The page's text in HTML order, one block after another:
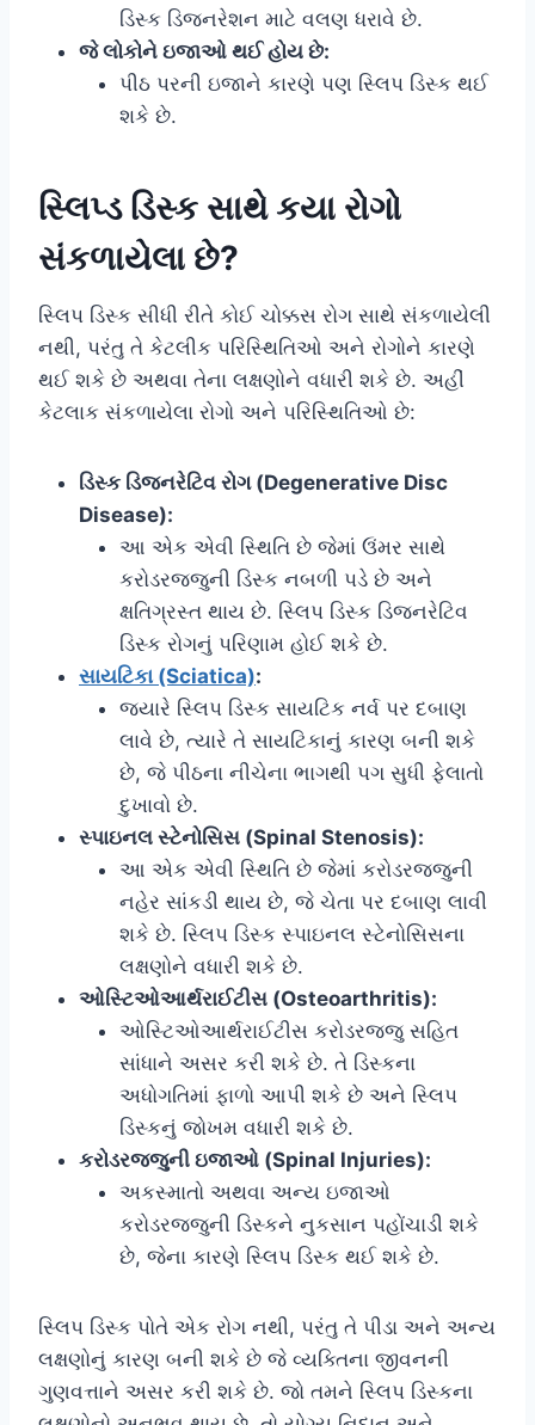
ડિસ્ક ડિજનરેશન માટે વલણ ધરાવે છે.
જે લોકોને ઇજાઓ થઈ હોય છે:
પીઠ પરની ઇજાને કારણે પણ સ્લિપ ડિસ્ક થઈ
શકે છે.
સ્લિપ્ડ ડિસ્ક સાથે કયા રોગો
સંકળાયેલા છે?
સ્લિપ ડિસ્ક સીધી રીતે કોઈ ચોક્કસ રોગ સાથે સંકળાયેલી
નથી, પરંતુ તે કેટલીક પરિસ્થિતિઓ અને રોગોને કારણે
થઈ શકે છે અથવા તેના લક્ષણોને વધારી શકે છે. અહીં
કેટલાક સંકળાયેલા રોગો અને પરિસ્થિતિઓ છે:
ડિસ્ક ડિજનરેટિવ રોગ (Degenerative Disc
Disease):
આ એક એવી સ્થિતિ છે જેમાં ઉંમર સાથે
કરોડરજ્જુની ડિસ્ક નબળી પડે છે અને
ક્ષતિગ્રસ્ત થાય છે. સ્લિપ ડિસ્ક ડિજનરેટિવ
ડિસ્ક રોગનું પરિણામ હોઈ શકે છે.
સાયટિકા (Sciatica):
જ્યારે સ્લિપ ડિસ્ક સાયટિક નર્વ પર દબાણ
લાવે છે, ત્યારે તે સાયટિકાનું કારણ બની શકે
છે, જે પીઠના નીચેના ભાગથી પગ સુધી ફેલાતો
દુખાવો છે.
સ્પાઇનલ સ્ટેનોસિસ (Spinal Stenosis):
આ એક એવી સ્થિતિ છે જેમાં કરોડરજ્જુની
નહેર સાંકડી થાય છે, જે ચેતા પર દબાણ લાવી
શકે છે. સ્લિપ ડિસ્ક સ્પાઇનલ સ્ટેનોસિસના
લક્ષણોને વધારી શકે છે.
ઓસ્ટિઓઆર્થરાઈટીસ (Osteoarthritis):
ઓસ્ટિઓઆર્થરાઈટીસ કરોડરજ્જુ સહિત
સાંધાને અસર કરી શકે છે. તે ડિસ્કના
અધોગતિમાં ફાળો આપી શકે છે અને સ્લિપ
ડિસ્કનું જોખમ વધારી શકે છે.
કરોડરજ્જુની ઇજાઓ (Spinal Injuries):
અકસ્માતો અથવા અન્ય ઇજાઓ
કરોડરજ્જુની ડિસ્કને નુકસાન પહોંચાડી શકે
છે, જેના કારણે સ્લિપ ડિસ્ક થઈ શકે છે.
સ્લિપ ડિસ્ક પોતે એક રોગ નથી, પરંતુ તે પીડા અને અન્ય
લક્ષણોનું કારણ બની શકે છે જે વ્યક્તિના જીવનની
ગુણવત્તાને અસર કરી શકે છે. જો તમને સ્લિપ ડિસ્કના